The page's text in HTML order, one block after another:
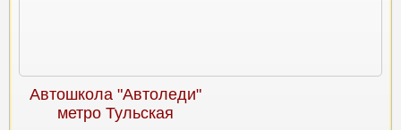
Автошкола "Автоледи"
метро Тульская